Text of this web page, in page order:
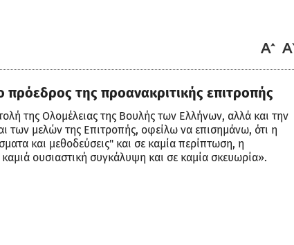
της προανακριτικής επιτροπής
της Ολομέλειας της Βουλής των Ελλήνων, αλλά και την
των μελών της Επιτροπής, οφείλω να επισημάνω, ότι η
και μεθοδεύσεις" και σε καμία περίπτωση, η
ουσιαστική συγκάλυψη και σε καμία σκευωρία».